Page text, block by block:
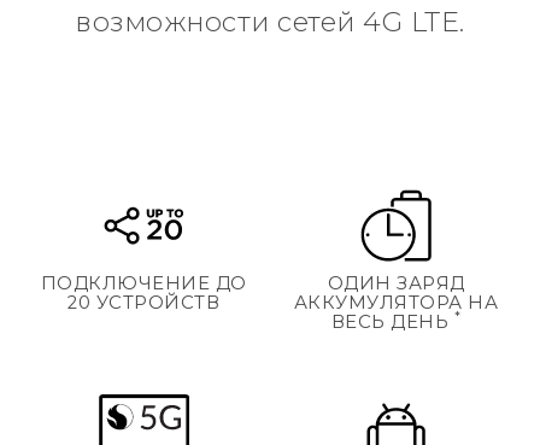
возможности сетей 4G LTE.
ПОДКЛЮЧЕНИЕ ДО
20 УСТРОЙСТВ
ОДИН ЗАРЯД
АККУМУЛЯТОРА НА
ВЕСЬ ДЕНЬ *